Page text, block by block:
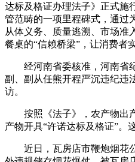
达标及格证办理法子》正式施
管范畴的一项里程碑式，通过
从体义务、质量逃溯、市场准
餐桌的“信赖桥梁”，让消费者
经河南省委核准，河南省纪
副、副从任熊开程严沉违纪违
访。
按照《法子》，农产物出
产物开具“许诺达标及格证”。
近日，瓦房店市鞭炮烟花